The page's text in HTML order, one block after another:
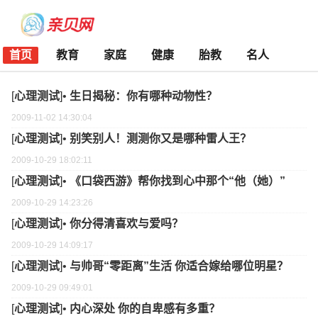
首页 教育 家庭 健康 胎教 名人
[心理测试]• 生日揭秘：你有哪种动物性？
2009-11-02 14:30:04
[心理测试]• 别笑别人！测测你又是哪种雷人王？
2009-10-29 18:02:11
[心理测试]• 《口袋西游》帮你找到心中那个“他（她）”
2009-10-29 14:23:26
[心理测试]• 你分得清喜欢与爱吗？
2009-10-29 14:09:17
[心理测试]• 与帅哥“零距离”生活 你适合嫁给哪位明星？
2009-10-29 09:49:01
[心理测试]• 内心深处 你的自卑感有多重？